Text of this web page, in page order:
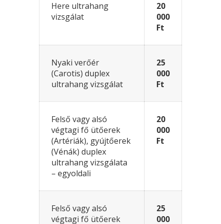
Here ultrahang
vizsgálat
20
000
Ft
Nyaki verőér
(Carotis) duplex
ultrahang vizsgálat
25
000
Ft
Felső vagy alsó
végtagi fő ütőerek
(Artériák), gyújtőerek
(Vénák) duplex
ultrahang vizsgálata
– egyoldali
20
000
Ft
Felső vagy alsó
végtagi fő ütőerek
25
000